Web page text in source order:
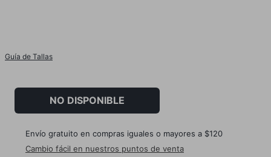
Guía de Tallas
NO DISPONIBLE
Envío gratuito en compras iguales o mayores a $120
Cambio fácil en nuestros puntos de venta